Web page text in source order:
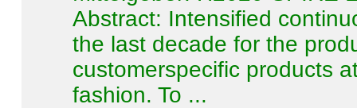
Abstract: Intensified
the last decade for the
customerspecific products
fashion. To ...